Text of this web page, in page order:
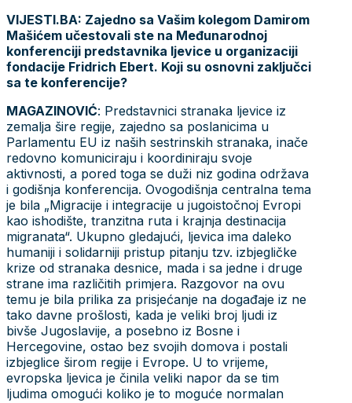
VIJESTI.BA: Zajedno sa Vašim kolegom Damirom
Mašićem učestovali ste na Međunarodnoj
konferenciji predstavnika ljevice u organizaciji
fondacije Fridrich Ebert. Koji su osnovni zaključci
sa te konferencije?
MAGAZINOVIĆ: Predstavnici stranaka ljevice iz
zemalja šire regije, zajedno sa poslanicima u
Parlamentu EU iz naših sestrinskih stranaka, inače
redovno komuniciraju i koordiniraju svoje
aktivnosti, a pored toga se duži niz godina održava
i godišnja konferencija. Ovogodišnja centralna tema
je bila „Migracije i integracije u jugoistočnoj Evropi
kao ishodište, tranzitna ruta i krajnja destinacija
migranata“. Ukupno gledajući, ljevica ima daleko
humaniji i solidarniji pristup pitanju tzv. izbjegličke
krize od stranaka desnice, mada i sa jedne i druge
strane ima različitih primjera. Razgovor na ovu
temu je bila prilika za prisjećanje na događaje iz ne
tako davne prošlosti, kada je veliki broj ljudi iz
bivše Jugoslavije, a posebno iz Bosne i
Hercegovine, ostao bez svojih domova i postali
izbjeglice širom regije i Evrope. U to vrijeme,
evropska ljevica je činila veliki napor da se tim
ljudima omogući koliko je to moguće normalan